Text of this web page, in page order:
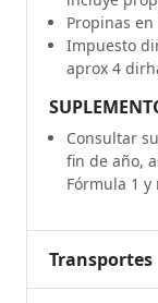
Propinas
Impuesto
aprox 4
Consultar
fin de año,
Fórmula 1
Transportes